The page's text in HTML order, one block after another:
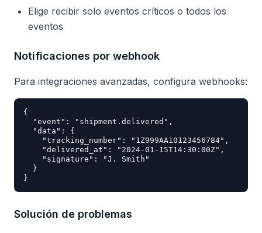
Elige recibir solo eventos críticos o todos los
eventos
Notificaciones por webhook
Para integraciones avanzadas, configura webhooks:
{
  "event": "shipment.delivered",
  "data": {
    "tracking_number": "1Z999AA10123456784",
    "delivered_at": "2024-01-15T14:30:00Z",
    "signature": "J. Smith"
  }
Solución de problemas